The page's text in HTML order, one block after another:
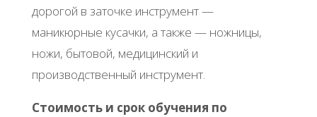
дорогой в заточке инструмент —
маникюрные кусачки, а также — ножницы,
ножи, бытовой, медицинский и
производственный инструмент.
Стоимость и срок обучения по